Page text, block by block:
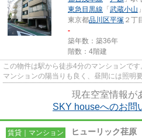
東急目黒線 「 武蔵小山
東京都品川区平塚 ２丁
-
築年数：築36年
階数：4階建
この物件は駅から徒歩4分のマンションです
マンションの陽当りも良く、昼間には照明
現在空室情報が
SKY houseへのお問
賃貸｜マンション ヒューリック荏原